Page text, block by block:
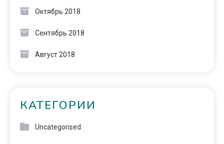
Октябрь 2018
Сентябрь 2018
Август 2018
КАТЕГОРИИ
Uncategorised